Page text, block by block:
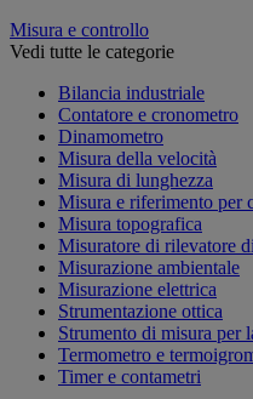
Misura e controllo
Vedi tutte le categorie
Bilancia industriale
Contatore e cronometro
Dinamometro
Misura della velocità
Misura di lunghezza
Misura e riferimento per
Misura topografica
Misuratore di rilevatore
Misurazione ambientale
Misurazione elettrica
Strumentazione ottica
Strumento di misura per
Termometro e
Timer e contametri